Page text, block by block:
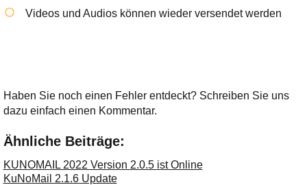
Videos und Audios können wieder versendet werden
Haben Sie noch einen Fehler entdeckt? Schreiben Sie uns
dazu einfach einen Kommentar.
Ähnliche Beiträge:
KUNOMAIL 2022 Version 2.0.5 ist Online
KuNoMail 2.1.6 Update